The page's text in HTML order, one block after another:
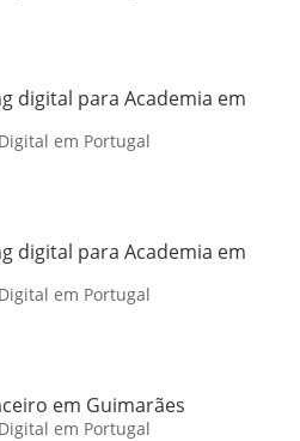
digital para Academia em
em Portugal
digital para Academia em
em Portugal
em Guimarães
em Portugal